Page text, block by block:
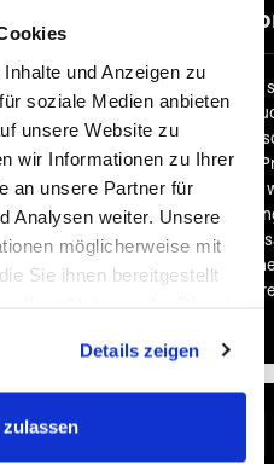
und Anzeigen zu
soziale Medien anbieten
unsere Website zu
wir Informationen zu Ihrer
an unsere Partner für
Analysen weiter. Unsere
möglicherweise mit
Sie ihnen bereitgestellt
weiterhin nutzen.
Details zeigen
An &
Bei vielen unserer
bereits im Reisepreis
Economy Class. Auf
selbstverständlich auch
Business oder First Class
Reisebeispiel kein Flug
wir Ihnen diesen gerne
ihn direkt in Ihr
flexibel und ganz nach